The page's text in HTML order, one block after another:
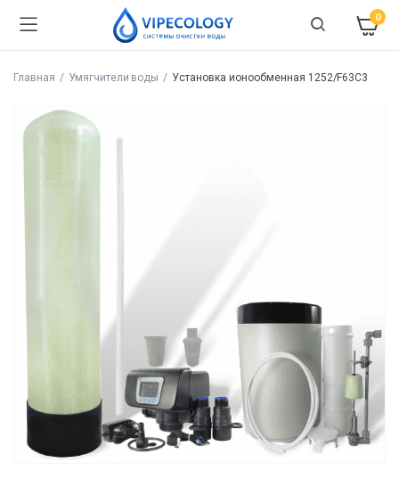
0
Главная Умягчители воды Установка ионообменная 1252/F63C3